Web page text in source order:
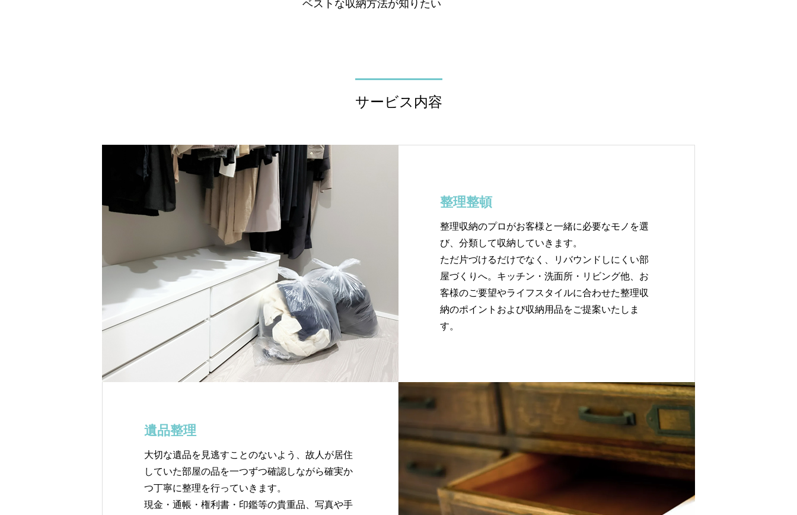
ベストな収納方法が知りたい
サービス内容
整理整頓
整理収納のプロがお客様と一緒に必要なモノを選
び、分類して収納していきます。
ただ片づけるだけでなく、リバウンドしにくい部
屋づくりへ。キッチン・洗面所・リビング他、お
客様のご要望やライフスタイルに合わせた整理収
納のポイントおよび収納用品をご提案いたしま
す。
遺品整理
大切な遺品を見逃すことのないよう、故人が居住
していた部屋の品を一つずつ確認しながら確実か
つ丁寧に整理を行っていきます。
現金・通帳・権利書・印鑑等の貴重品、写真や手